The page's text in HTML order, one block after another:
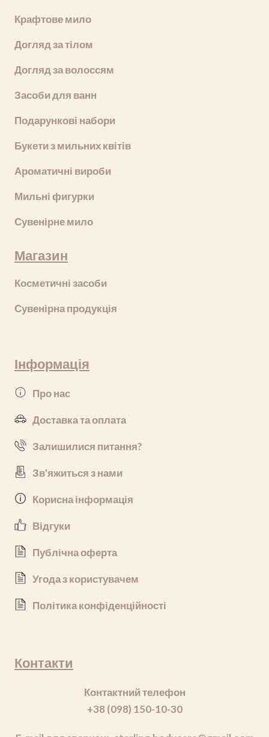
Крафтове мило
Догляд за тілом
Догляд за волоссям
Засоби для ванн
Подарункові набори
Букети з мильних квітів
Ароматичні вироби
Мильні фигурки
Сувенірне мило
Магазин
Косметичні засоби
Сувенірна продукція
Інформація
Про нас
Доставка та оплата
Залишилися питання?
Зв'яжиться з нами
Корисна інформація
Відгуки
Публічна оферта
Угода з користувачем
Політика конфіденційності
Контакти
Контактний телефон
+38 (098) 150-10-30